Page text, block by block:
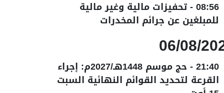
08:56
-تحفيزات مالية وغير مالية
للمبلغين عن جرائم المخدرات
06/08/
21:40
- حج موسم 1448هـ/2027م: إجراء
القرعة لتحديد القوائم النهائية السبت